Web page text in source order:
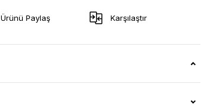
Ürünü Paylaş Karşılaştır